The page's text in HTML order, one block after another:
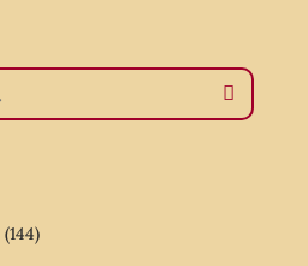
(144)